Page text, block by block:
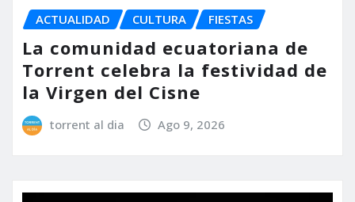
ACTUALIDAD CULTURA FIESTAS
La comunidad ecuatoriana de
Torrent celebra la festividad de
la Virgen del Cisne
torrent al dia Ago 9, 2026